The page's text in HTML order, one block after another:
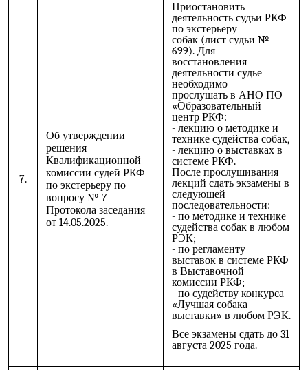
7.
Об утверждении
решения
Квалификационной
комиссии судей РКФ
по экстерьеру по
вопросу № 7
Протокола заседания
от 14.05.2025.
Приостановить
деятельность судьи РКФ
по экстерьеру
собак (лист судьи №
699). Для
восстановления
деятельности судье
необходимо
прослушать в АНО ПО
«Образовательный
центр РКФ:
- лекцию о методике и
технике судейства собак,
- лекцию о выставках в
системе РКФ.
После прослушивания
лекций сдать экзамены в
следующей
последовательности:
- по методике и технике
судейства собак в любом
РЭК;
- по регламенту
выставок в системе РКФ
в Выставочной
комиссии РКФ;
- по судейству конкурса
«Лучшая собака
выставки» в любом РЭК.
Все экзамены сдать до 31
августа 2025 года.